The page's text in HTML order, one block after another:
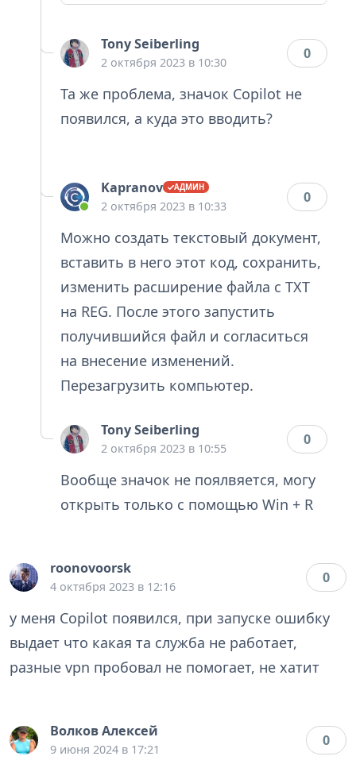
Tony Seiberling
2 октября 2023 в 10:30
0
Та же проблема, значок Copilot не
появился, а куда это вводить?
Kapranov
2 октября 2023 в 10:33
0
Можно создать текстовый документ,
вставить в него этот код, сохранить,
изменить расширение файла с TXT
на REG. После этого запустить
получившийся файл и согласиться
на внесение изменений.
Перезагрузить компьютер.
Tony Seiberling
2 октября 2023 в 10:55
0
Вообще значок не поялвяется, могу
открыть только с помощью Win + R
roonovoorsk
4 октября 2023 в 12:16
0
у меня Copilot появился, при запуске ошибку
выдает что какая та служба не работает,
разные vpn пробовал не помогает, не хатит
Волков Алексей
9 июня 2024 в 17:21
0